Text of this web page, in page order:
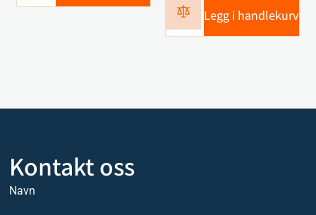
Legg i handlekurv
Kontakt oss
Navn